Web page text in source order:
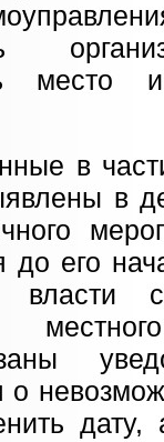
в
в
до его
власти
о
дату,